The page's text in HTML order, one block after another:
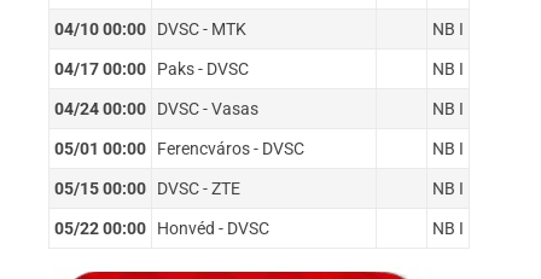
04/10 00:00 DVSC - MTK NB I
04/17 00:00 Paks - DVSC NB I
04/24 00:00 DVSC - Vasas NB I
05/01 00:00 Ferencváros - DVSC NB I
05/15 00:00 DVSC - ZTE NB I
05/22 00:00 Honvéd - DVSC NB I